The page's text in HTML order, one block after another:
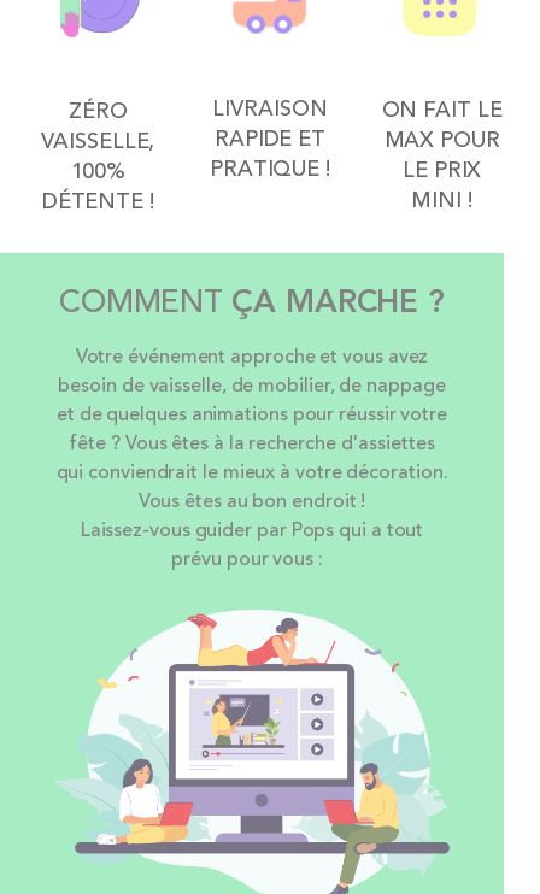
ZÉRO
VAISSELLE,
100%
DÉTENTE !
LIVRAISON
RAPIDE ET
PRATIQUE !
ON FAIT LE
MAX POUR
LE PRIX
MINI !
COMMENT ÇA MARCHE ?
Votre événement approche et vous avez
besoin de vaisselle, de mobilier, de nappage
et de quelques animations pour réussir votre
fête ? Vous êtes à la recherche d'assiettes
qui conviendrait le mieux à votre décoration.
Vous êtes au bon endroit !
Laissez-vous guider par Pops qui a tout
prévu pour vous :